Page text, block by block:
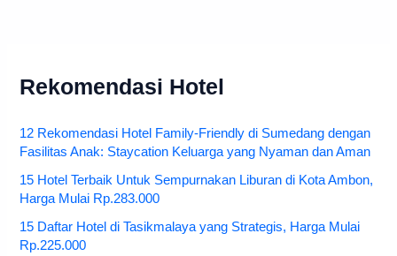
Rekomendasi Hotel
12 Rekomendasi Hotel Family-Friendly di Sumedang dengan
Fasilitas Anak: Staycation Keluarga yang Nyaman dan Aman
15 Hotel Terbaik Untuk Sempurnakan Liburan di Kota Ambon,
Harga Mulai Rp.283.000
15 Daftar Hotel di Tasikmalaya yang Strategis, Harga Mulai
Rp.225.000